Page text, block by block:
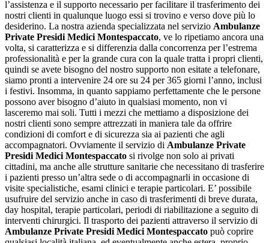
l’assistenza e il supporto necessario per facilitare il trasferimento dei
nostri clienti in qualunque luogo essi si trovino e verso dove più lo
desiderino. La nostra azienda specializzata nel servizio Ambulanze
Private Presidi Medici Montespaccato, ve lo ripetiamo ancora una
volta, si caratterizza e si differenzia dalla concorrenza per l’estrema
professionalità e per la grande cura con la quale tratta i propri clienti,
quindi se avete bisogno del nostro supporto non esitate a telefonare,
siamo pronti a intervenire 24 ore su 24 per 365 giorni l’anno, inclusi
i festivi. Insomma, in quanto sappiamo perfettamente che le persone
possono aver bisogno d’aiuto in qualsiasi momento, non vi
lasceremo mai soli. Tutti i mezzi che mettiamo a disposizione dei
nostri clienti sono sempre attrezzati in maniera tale da offrire
condizioni di comfort e di sicurezza sia ai pazienti che agli
accompagnatori. Ovviamente il servizio di Ambulanze Private
Presidi Medici Montespaccato si rivolge non solo ai privati
cittadini, ma anche alle strutture sanitarie che necessitano di trasferire
i pazienti presso un’altra sede o di accompagnarli in occasione di
visite specialistiche, esami clinici e terapie particolari. E’ possibile
usufruire del servizio anche in caso di trasferimenti di breve durata,
day hospital, terapie particolari, periodi di riabilitazione a seguito di
interventi chirurgici. Il trasporto dei pazienti attraverso il servizio di
Ambulanze Private Presidi Medici Montespaccato può coprire